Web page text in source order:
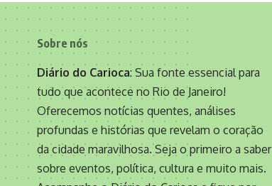
Sobre nós
Diário do Carioca: Sua fonte essencial para
tudo que acontece no Rio de Janeiro!
Oferecemos notícias quentes, análises
profundas e histórias que revelam o coração
da cidade maravilhosa. Seja o primeiro a saber
sobre eventos, política, cultura e muito mais.